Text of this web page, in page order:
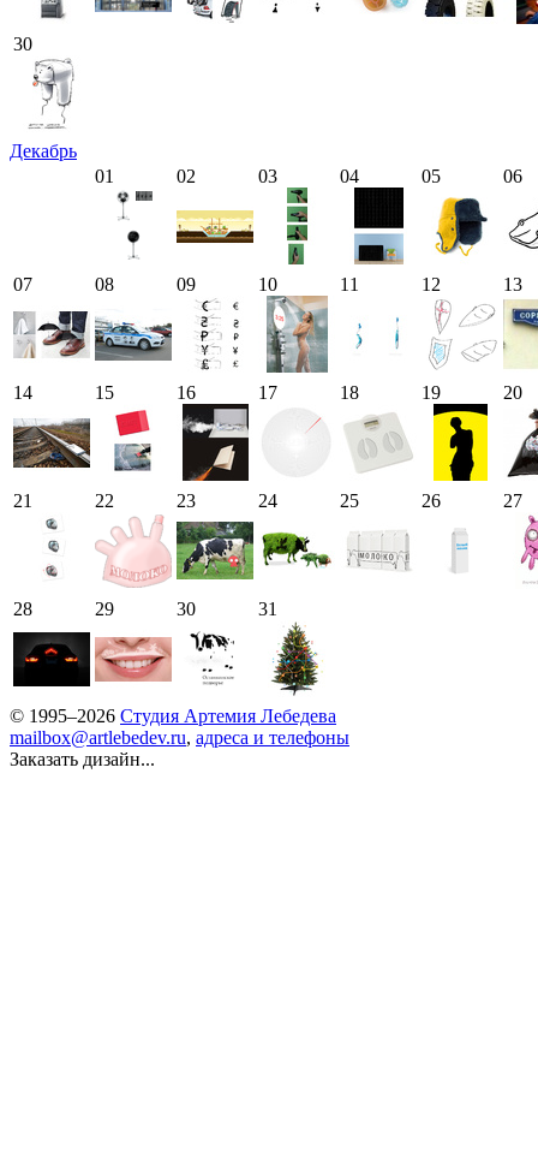
30
Декабрь
01
02 03 04 05 06
07 08 09 10 11 12 13
14 15 16 17 18 19 20
21 22 23 24 25 26 27
28 29 30 31
© 1995–2026 Студия Артемия Лебедева
mailbox@artlebedev.ru, адреса и телефоны
Заказать дизайн...